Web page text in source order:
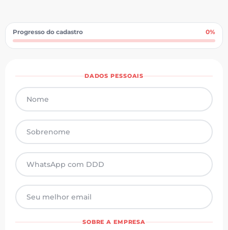
Progresso do cadastro 0%
DADOS PESSOAIS
SOBRE A EMPRESA